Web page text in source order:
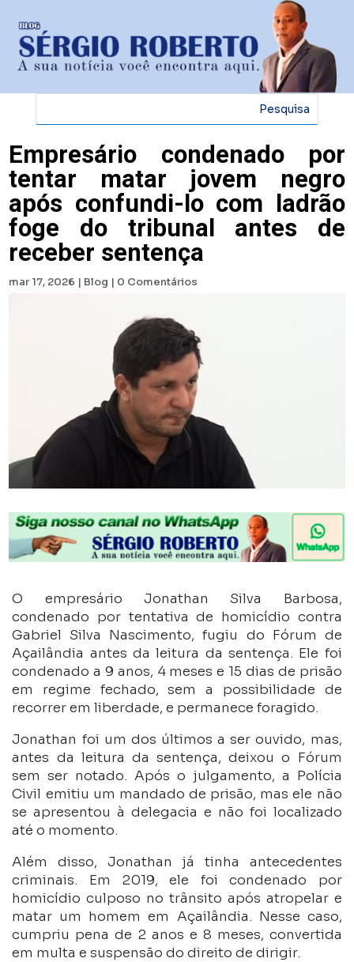
Empresário condenado por
tentar matar jovem negro
após confundi-lo com ladrão
foge do tribunal antes de
receber sentença
mar 17, 2026 | Blog | 0 Comentários
O empresário Jonathan Silva Barbosa,
condenado por tentativa de homicídio contra
Gabriel Silva Nascimento, fugiu do Fórum de
Açailândia antes da leitura da sentença. Ele foi
condenado a 9 anos, 4 meses e 15 dias de prisão
em regime fechado, sem a possibilidade de
recorrer em liberdade, e permanece foragido.
Jonathan foi um dos últimos a ser ouvido, mas,
antes da leitura da sentença, deixou o Fórum
sem ser notado. Após o julgamento, a Polícia
Civil emitiu um mandado de prisão, mas ele não
se apresentou à delegacia e não foi localizado
até o momento.
Além disso, Jonathan já tinha antecedentes
criminais. Em 2019, ele foi condenado por
homicídio culposo no trânsito após atropelar e
matar um homem em Açailândia. Nesse caso,
cumpriu pena de 2 anos e 8 meses, convertida
em multa e suspensão do direito de dirigir.